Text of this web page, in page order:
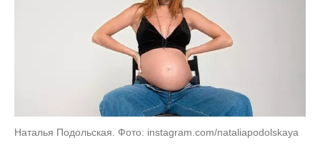
Наталья Подольская. Фото: instagram.com/nataliapodolskaya